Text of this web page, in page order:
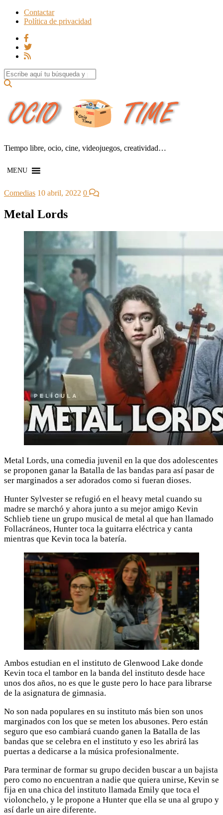
Contactar
Política de privacidad
Search for:
Tiempo libre, ocio, cine, videojuegos, creatividad…
MENU
Comedias 10 abril, 2022 0
Metal Lords
Metal Lords, una comedia juvenil en la que dos adolescentes
se proponen ganar la Batalla de las bandas para así pasar de
ser marginados a ser adorados como si fueran dioses.
Hunter Sylvester se refugió en el heavy metal cuando su
madre se marchó y ahora junto a su mejor amigo Kevin
Schlieb tiene un grupo musical de metal al que han llamado
Follacráneos, Hunter toca la guitarra eléctrica y canta
mientras que Kevin toca la batería.
Ambos estudian en el instituto de Glenwood Lake donde
Kevin toca el tambor en la banda del instituto desde hace
unos dos años, no es que le guste pero lo hace para librarse
de la asignatura de gimnasia.
No son nada populares en su instituto más bien son unos
marginados con los que se meten los abusones. Pero están
seguro que eso cambiará cuando ganen la Batalla de las
bandas que se celebra en el instituto y eso les abrirá las
puertas a dedicarse a la música profesionalmente.
Para terminar de formar su grupo deciden buscar a un bajista
pero como no encuentran a nadie que quiera unirse, Kevin se
fija en una chica del instituto llamada Emily que toca el
violonchelo, y le propone a Hunter que ella se una al grupo y
así darle un aire diferente.